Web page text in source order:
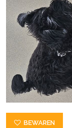
BEWAREN